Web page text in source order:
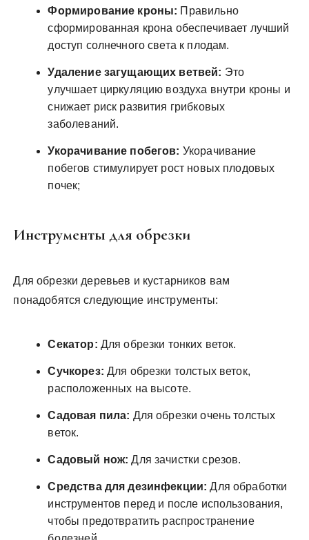
Формирование кроны: Правильно
сформированная крона обеспечивает лучший
доступ солнечного света к плодам.
Удаление загущающих ветвей: Это
улучшает циркуляцию воздуха внутри кроны и
снижает риск развития грибковых
заболеваний.
Укорачивание побегов: Укорачивание
побегов стимулирует рост новых плодовых
почек;
Инструменты для обрезки
Для обрезки деревьев и кустарников вам
понадобятся следующие инструменты:
Секатор: Для обрезки тонких веток.
Сучкорез: Для обрезки толстых веток,
расположенных на высоте.
Садовая пила: Для обрезки очень толстых
веток.
Садовый нож: Для зачистки срезов.
Средства для дезинфекции: Для обработки
инструментов перед и после использования,
чтобы предотвратить распространение